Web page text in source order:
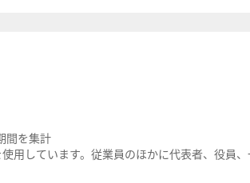
間を集計
用しています。従業員のほかに代表者、役員